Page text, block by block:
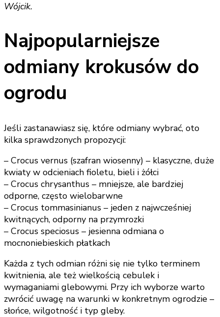
Wójcik.
Najpopularniejsze
odmiany krokusów do
ogrodu
Jeśli zastanawiasz się, które odmiany wybrać, oto
kilka sprawdzonych propozycji:
– Crocus vernus (szafran wiosenny) – klasyczne, duże
kwiaty w odcieniach fioletu, bieli i żółci
– Crocus chrysanthus – mniejsze, ale bardziej
odporne, często wielobarwne
– Crocus tommasinianus – jeden z najwcześniej
kwitnących, odporny na przymrozki
– Crocus speciosus – jesienna odmiana o
mocnoniebieskich płatkach
Każda z tych odmian różni się nie tylko terminem
kwitnienia, ale też wielkością cebulek i
wymaganiami glebowymi. Przy ich wyborze warto
zwrócić uwagę na warunki w konkretnym ogrodzie –
słońce, wilgotność i typ gleby.